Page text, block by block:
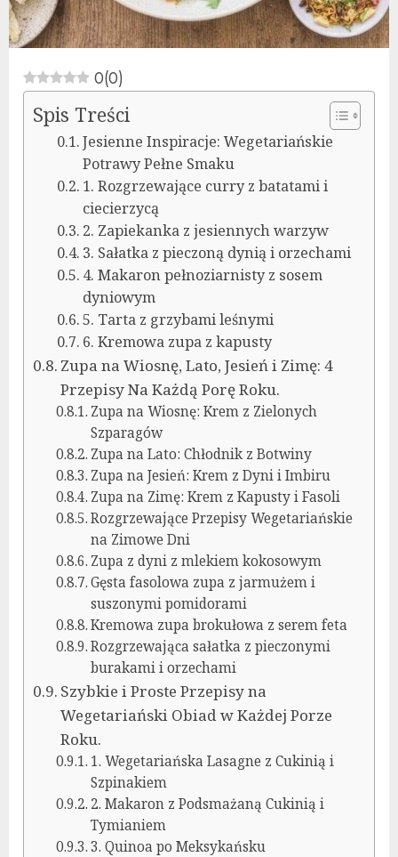
0(0)
Spis Treści
Jesienne Inspiracje: Wegetariańskie
Potrawy Pełne Smaku
1. Rozgrzewające curry z batatami i
ciecierzycą
2. Zapiekanka z jesiennych warzyw
3. Sałatka z pieczoną dynią i orzechami
4. Makaron pełnoziarnisty z sosem
dyniowym
5. Tarta z grzybami leśnymi
6. Kremowa zupa z kapusty
Zupa na Wiosnę, Lato, Jesień i Zimę: 4
Przepisy Na Każdą Porę Roku.
Zupa na Wiosnę: Krem z Zielonych
Szparagów
Zupa na Lato: Chłodnik z Botwiny
Zupa na Jesień: Krem z Dyni i Imbiru
Zupa na Zimę: Krem z Kapusty i Fasoli
Rozgrzewające Przepisy Wegetariańskie
na Zimowe Dni
Zupa z dyni z mlekiem kokosowym
Gęsta fasolowa zupa z jarmużem i
suszonymi pomidorami
Kremowa zupa brokułowa z serem feta
Rozgrzewająca sałatka z pieczonymi
burakami i orzechami
Szybkie i Proste Przepisy na
Wegetariański Obiad w Każdej Porze
Roku.
1. Wegetariańska Lasagne z Cukinią i
Szpinakiem
2. Makaron z Podsmażaną Cukinią i
Tymianiem
3. Quinoa po Meksykańsku